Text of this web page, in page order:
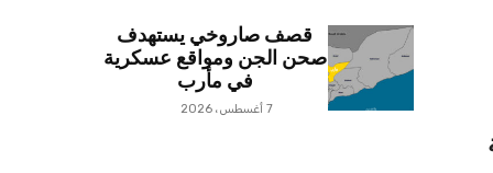
قصف صاروخي يستهدف
صحن الجن ومواقع عسكرية
في مأرب
7 أغسطس، 2026